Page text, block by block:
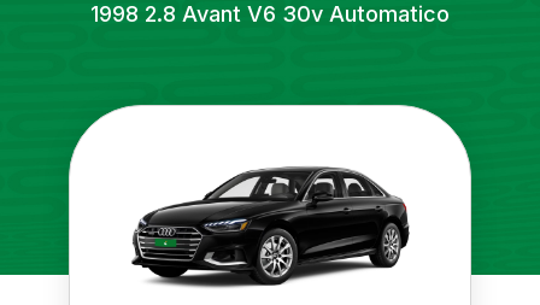
1998 2.8 Avant V6 30v Automatico